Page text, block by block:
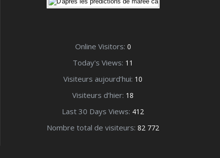
Online Visitors: 0
Today's Views: 11
Visiteurs aujourd’hui: 10
Visiteurs d’hier: 18
Last 30 Days Views: 412
Nombre total de visiteurs: 82 772